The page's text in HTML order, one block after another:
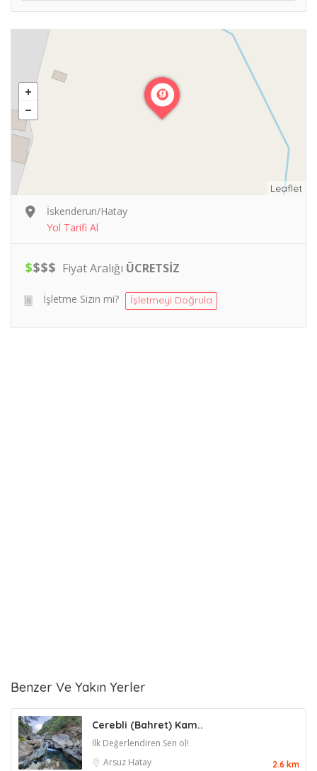
Leaflet
İskenderun/Hatay
Yol Tarifi Al
$$$$ Fiyat Aralığı ÜCRETSİZ
İşletme Sizin mi? İşletmeyi Doğrula
Benzer Ve Yakın Yerler
Cerebli (Bahret) Kam..
İlk Değerlendiren Sen ol!
Arsuz Hatay 2.6 km